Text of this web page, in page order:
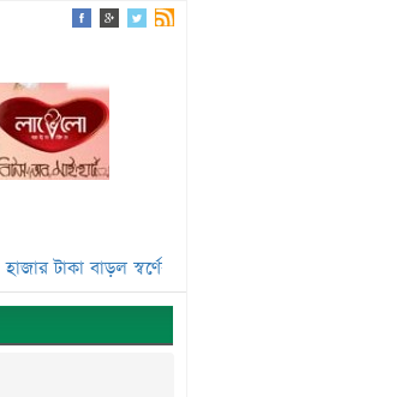
বাড়ল স্বর্ণের দাম***